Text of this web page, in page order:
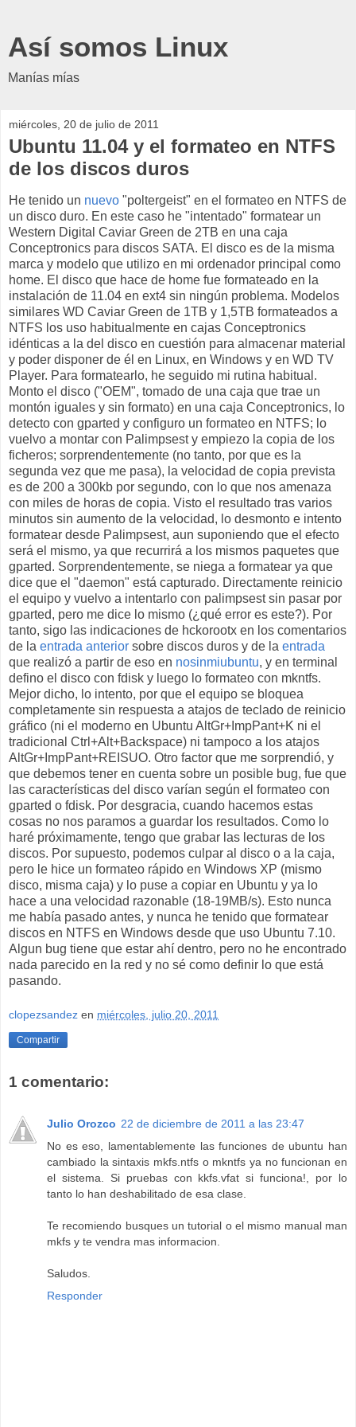
Así somos Linux
Manías mías
miércoles, 20 de julio de 2011
Ubuntu 11.04 y el formateo en NTFS
de los discos duros
He tenido un nuevo "poltergeist" en el formateo en NTFS de
un disco duro. En este caso he "intentado" formatear un
Western Digital Caviar Green de 2TB en una caja
Conceptronics para discos SATA. El disco es de la misma
marca y modelo que utilizo en mi ordenador principal como
home. El disco que hace de home fue formateado en la
instalación de 11.04 en ext4 sin ningún problema. Modelos
similares WD Caviar Green de 1TB y 1,5TB formateados a
NTFS los uso habitualmente en cajas Conceptronics
idénticas a la del disco en cuestión para almacenar material
y poder disponer de él en Linux, en Windows y en WD TV
Player. Para formatearlo, he seguido mi rutina habitual.
Monto el disco ("OEM", tomado de una caja que trae un
montón iguales y sin formato) en una caja Conceptronics, lo
detecto con gparted y configuro un formateo en NTFS; lo
vuelvo a montar con Palimpsest y empiezo la copia de los
ficheros; sorprendentemente (no tanto, por que es la
segunda vez que me pasa), la velocidad de copia prevista
es de 200 a 300kb por segundo, con lo que nos amenaza
con miles de horas de copia. Visto el resultado tras varios
minutos sin aumento de la velocidad, lo desmonto e intento
formatear desde Palimpsest, aun suponiendo que el efecto
será el mismo, ya que recurrirá a los mismos paquetes que
gparted. Sorprendentemente, se niega a formatear ya que
dice que el "daemon" está capturado. Directamente reinicio
el equipo y vuelvo a intentarlo con palimpsest sin pasar por
gparted, pero me dice lo mismo (¿qué error es este?). Por
tanto, sigo las indicaciones de hckorootx en los comentarios
de la entrada anterior sobre discos duros y de la entrada
que realizó a partir de eso en nosinmiubuntu, y en terminal
defino el disco con fdisk y luego lo formateo con mkntfs.
Mejor dicho, lo intento, por que el equipo se bloquea
completamente sin respuesta a atajos de teclado de reinicio
gráfico (ni el moderno en Ubuntu AltGr+ImpPant+K ni el
tradicional Ctrl+Alt+Backspace) ni tampoco a los atajos
AltGr+ImpPant+REISUO. Otro factor que me sorprendió, y
que debemos tener en cuenta sobre un posible bug, fue que
las características del disco varían según el formateo con
gparted o fdisk. Por desgracia, cuando hacemos estas
cosas no nos paramos a guardar los resultados. Como lo
haré próximamente, tengo que grabar las lecturas de los
discos. Por supuesto, podemos culpar al disco o a la caja,
pero le hice un formateo rápido en Windows XP (mismo
disco, misma caja) y lo puse a copiar en Ubuntu y ya lo
hace a una velocidad razonable (18-19MB/s). Esto nunca
me había pasado antes, y nunca he tenido que formatear
discos en NTFS en Windows desde que uso Ubuntu 7.10.
Algun bug tiene que estar ahí dentro, pero no he encontrado
nada parecido en la red y no sé como definir lo que está
pasando.
clopezsandez en miércoles, julio 20, 2011
Compartir
1 comentario:
Julio Orozco 22 de diciembre de 2011 a las 23:47
No es eso, lamentablemente las funciones de ubuntu han
cambiado la sintaxis mkfs.ntfs o mkntfs ya no funcionan en
el sistema. Si pruebas con kkfs.vfat si funciona!, por lo
tanto lo han deshabilitado de esa clase.
Te recomiendo busques un tutorial o el mismo manual man
mkfs y te vendra mas informacion.
Saludos.
Responder